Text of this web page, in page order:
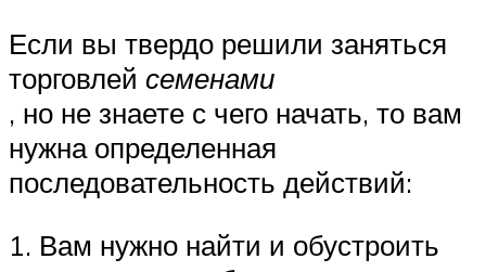
Если вы твердо решили заняться
торговлей семенами
, но не знаете с чего начать, то вам
нужна определенная
последовательность действий:
1. Вам нужно найти и обустроить